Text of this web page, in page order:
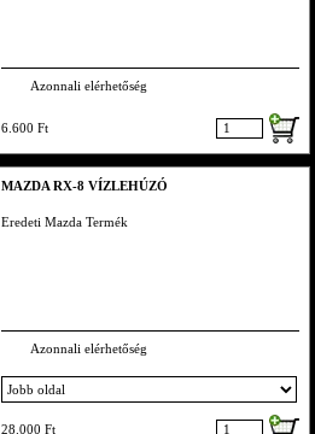
Azonnali elérhetőség
6.600 Ft
MAZDA RX-8 VÍZLEHÚZÓ
Eredeti Mazda Termék
Azonnali elérhetőség
28.000 Ft